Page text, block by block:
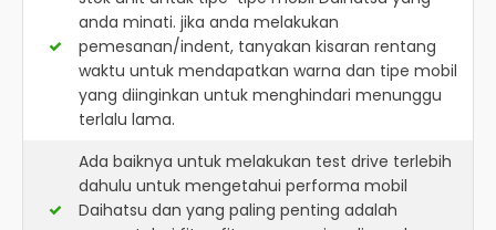
anda minati. jika anda melakukan
pemesanan/indent, tanyakan kisaran rentang
waktu untuk mendapatkan warna dan tipe mobil
yang diinginkan untuk menghindari menunggu
terlalu lama.
Ada baiknya untuk melakukan test drive terlebih
dahulu untuk mengetahui performa mobil
Daihatsu dan yang paling penting adalah